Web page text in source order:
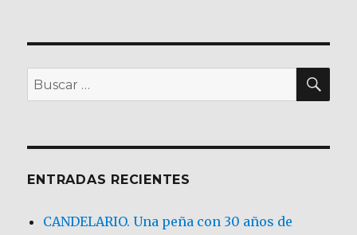
Buscar
por:
ENTRADAS RECIENTES
CANDELARIO. Una peña con 30 años de